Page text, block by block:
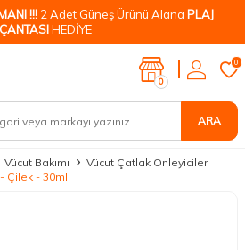
!!! 2 Adet Güneş Ürünü Alana PLAJ
ÇANTASIHEDİYE
ARA
0
0
Vücut Bakımı
Vücut Çatlak Önleyiciler
Çilek - 30ml